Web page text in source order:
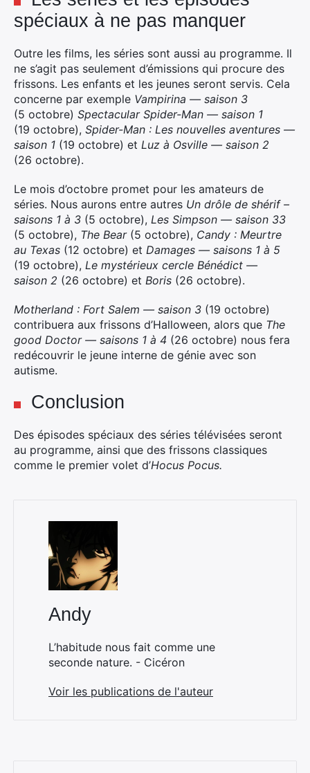
spéciaux à ne pas manquer
Outre les films, les séries sont aussi au programme. Il
ne s’agit pas seulement d’émissions qui procure des
frissons. Les enfants et les jeunes seront servis. Cela
concerne par exemple Vampirina — saison 3
(5 octobre) Spectacular Spider-Man — saison 1
(19 octobre), Spider-Man : Les nouvelles aventures —
saison 1 (19 octobre) et Luz à Osville — saison 2
(26 octobre).
Le mois d’octobre promet pour les amateurs de
séries. Nous aurons entre autres Un drôle de shérif –
saisons 1 à 3 (5 octobre), Les Simpson — saison 33
(5 octobre), The Bear(5 octobre), Candy : Meurtre
au Texas (12 octobre) et Damages — saisons 1 à 5
(19 octobre), Le mystérieux cercle Bénédict —
saison 2 (26 octobre) et Boris (26 octobre).
Motherland : Fort Salem — saison 3 (19 octobre)
contribuera aux frissons d’Halloween, alors que The
good Doctor — saisons 1 à 4 (26 octobre) nous fera
redécouvrir le jeune interne de génie avec son
autisme.
Conclusion
Des épisodes spéciaux des séries télévisées seront
au programme, ainsi que des frissons classiques
comme le premier volet d’Hocus Pocus.
Andy
L’habitude nous fait comme une
seconde nature. - Cicéron
Voir les publications de l'auteur
Rechercher
: